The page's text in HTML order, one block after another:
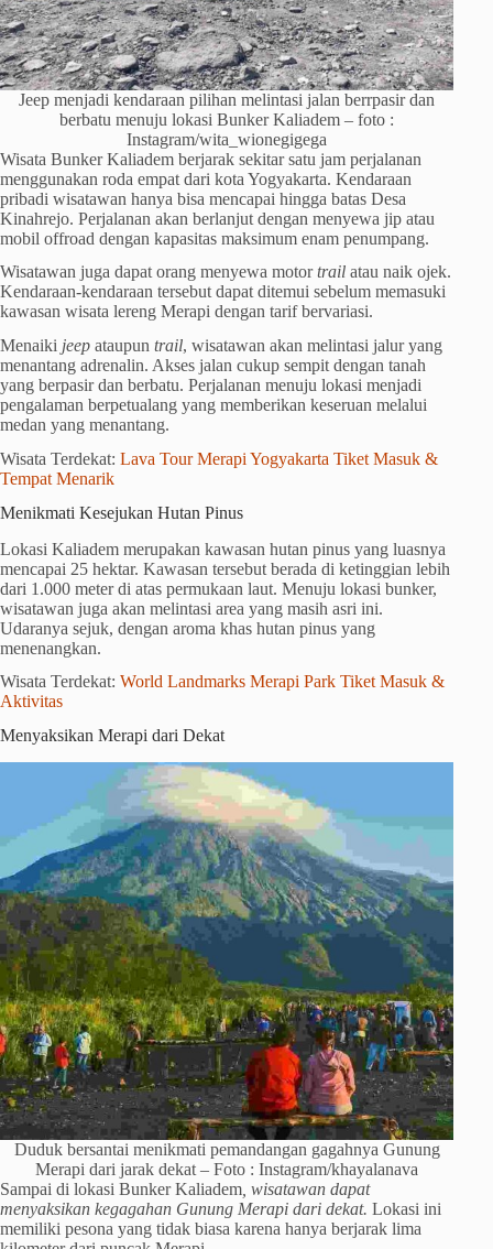
Jeep menjadi kendaraan pilihan melintasi jalan berrpasir dan
berbatu menuju lokasi Bunker Kaliadem – foto :
Instagram/wita_wionegigega
Wisata Bunker Kaliadem berjarak sekitar satu jam perjalanan
menggunakan roda empat dari kota Yogyakarta. Kendaraan
pribadi wisatawan hanya bisa mencapai hingga batas Desa
Kinahrejo. Perjalanan akan berlanjut dengan menyewa jip atau
mobil offroad dengan kapasitas maksimum enam penumpang.
Wisatawan juga dapat orang menyewa motortrail atau naik ojek.
Kendaraan-kendaraan tersebut dapat ditemui sebelum memasuki
kawasan wisata lereng Merapi dengan tarif bervariasi.
Menaiki jeep ataupun trail, wisatawan akan melintasi jalur yang
menantang adrenalin. Akses jalan cukup sempit dengan tanah
yang berpasir dan berbatu. Perjalanan menuju lokasi menjadi
pengalaman berpetualang yang memberikan keseruan melalui
medan yang menantang.
Wisata Terdekat: Lava Tour Merapi Yogyakarta Tiket Masuk &
Tempat Menarik
Menikmati Kesejukan Hutan Pinus
Lokasi Kaliadem merupakan kawasan hutan pinus yang luasnya
mencapai 25 hektar. Kawasan tersebut berada di ketinggian lebih
dari 1.000 meter di atas permukaan laut. Menuju lokasi bunker,
wisatawan juga akan melintasi area yang masih asri ini.
Udaranya sejuk, dengan aroma khas hutan pinus yang
menenangkan.
Wisata Terdekat: World Landmarks Merapi Park Tiket Masuk &
Aktivitas
Menyaksikan Merapi dari Dekat
Duduk bersantai menikmati pemandangan gagahnya Gunung
Merapi dari jarak dekat – Foto : Instagram/khayalanava
Sampai di lokasi Bunker Kaliadem , wisatawan dapat
menyaksikan kegagahan Gunung Merapi dari dekat. Lokasi ini
memiliki pesona yang tidak biasa karena hanya berjarak lima